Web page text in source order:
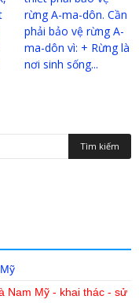
rừng A-ma-dôn. Cần
phải bảo vệ rừng A-
ma-dôn vì: + Rừng là
nơi sinh sống...
Nam Mỹ - khai thác - sử